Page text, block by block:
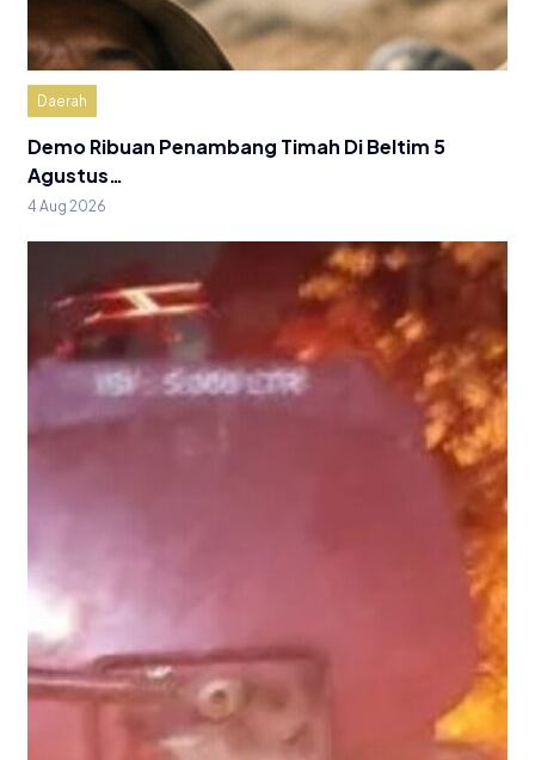
Daerah
Demo Ribuan Penambang Timah Di Beltim 5
Agustus…
4 Aug 2026